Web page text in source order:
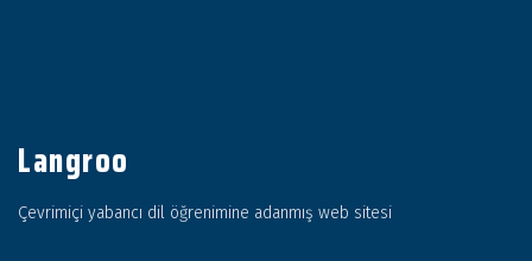
Langroo
Çevrimiçi yabancı dil öğrenimine adanmış web sitesi